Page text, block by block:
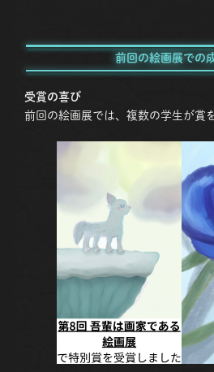
前回の絵画展での
受賞の喜び
前回の絵画展では、複数の学生が賞